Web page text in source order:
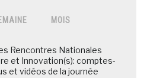
MOIS
Rencontres Nationales
et Innovation(s): comptes-
et vidéos de la journée